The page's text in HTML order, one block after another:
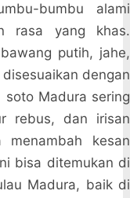
bumbu alami
rasa yang khas.
putih, jahe,
dengan
Madura sering
rebus, dan irisan
menambah kesan
bisa ditemukan di
Madura, baik di